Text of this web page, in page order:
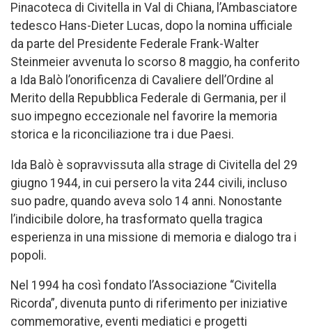
Pinacoteca di Civitella in Val di Chiana, l’Ambasciatore
tedesco Hans-Dieter Lucas, dopo la nomina ufficiale
da parte del Presidente Federale Frank-Walter
Steinmeier avvenuta lo scorso 8 maggio, ha conferito
a Ida Balò l’onorificenza di Cavaliere dell’Ordine al
Merito della Repubblica Federale di Germania, per il
suo impegno eccezionale nel favorire la memoria
storica e la riconciliazione tra i due Paesi.
Ida Balò è sopravvissuta alla strage di Civitella del 29
giugno 1944, in cui persero la vita 244 civili, incluso
suo padre, quando aveva solo 14 anni. Nonostante
l’indicibile dolore, ha trasformato quella tragica
esperienza in una missione di memoria e dialogo tra i
popoli.
Nel 1994 ha così fondato l’Associazione “Civitella
Ricorda”, divenuta punto di riferimento per iniziative
commemorative, eventi mediatici e progetti